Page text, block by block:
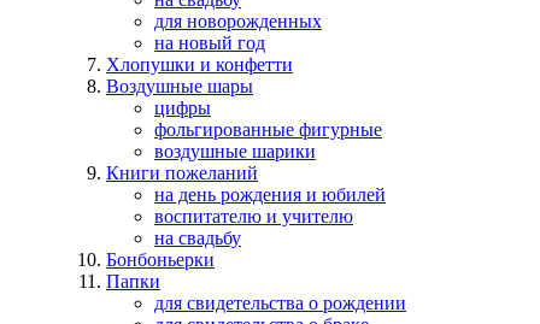
для новорожденных
на новый год
Хлопушки и конфетти
Воздушные шары
цифры
фольгированные фигурные
воздушные шарики
Книги пожеланий
на день рождения и юбилей
воспитателю и учителю
на свадьбу
Бонбоньерки
Папки
для свидетельства о рождении